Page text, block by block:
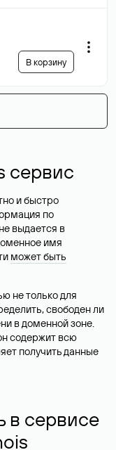
В корзину
сервис
и быстро
по
выдается в
имя
может быть
не только для
свободен ли
в доменной зоне.
содержит всю
получить данные
в сервисе